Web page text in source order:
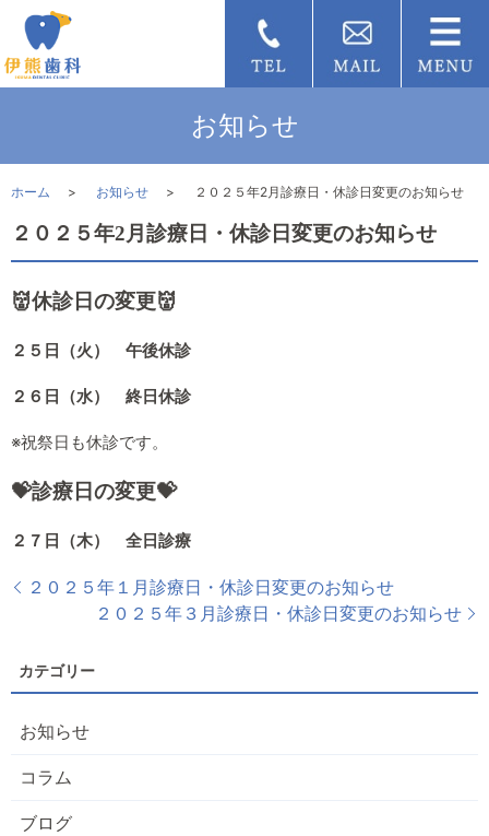
お知らせ
ホーム お知らせ ２０２５年2月診療日・休診日変更のお知らせ
２０２５年2月診療日・休診日変更のお知らせ
👹休診日の変更👹
２５日（火） 午後休診
２６日（水） 終日休診
※祝祭日も休診です。
💝診療 日の変更💝
２７日（木） 全日診療
２０２５年１月診療日・休診日変更のお知らせ
２０２５年３月診療日・休診日変更のお知らせ
お知らせ
コラム
ブログ